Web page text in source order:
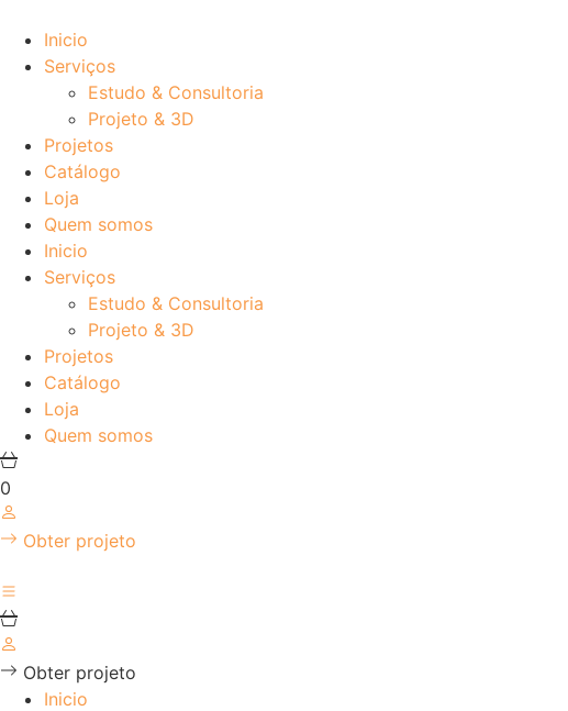
para
conteúdo
Inicio
Serviços
Estudo & Consultoria
Projeto & 3D
Projetos
Catálogo
Loja
Quem somos
Inicio
Serviços
Estudo & Consultoria
Projeto & 3D
Projetos
Catálogo
Loja
Quem somos
0
Obter projeto
Obter projeto
Inicio